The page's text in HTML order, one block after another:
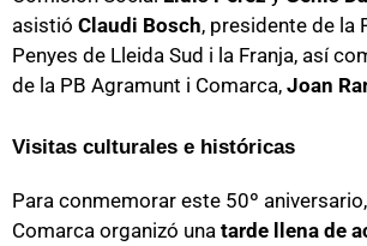
asistió Claudi Bosch, presidente de la
Penyes de Lleida Sud i la Franja, así
de la PB Agramunt i Comarca, Joan
Visitas culturales e históricas
Para conmemorar este 50º
Comarca organizó una tarde llena de